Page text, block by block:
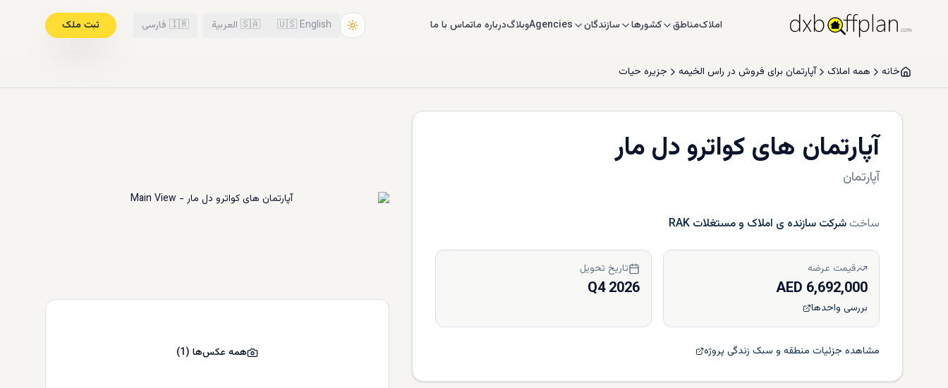
املاکمناطق کشورها سازندگان Agenciesوبلاگدرباره ماتماس با ما 🇺🇸 English
🇸🇦 العربية 🇮🇷 فارسی ثبت ملک
خانه همه املاک آپارتمان برای فروش در راس الخیمه جزیره حیات
آپارتمان های کواترو دل مار
آپارتمان
ساختشرکت سازنده ی املاک و مستغلات RAK
قیمت عرضه
6,692,000 AED
بررسی واحدها
تاریخ تحویل
Q4 2026
مشاهده جزئیات منطقه و سبک زندگی پروژه همه عکس‌ها(
1
)